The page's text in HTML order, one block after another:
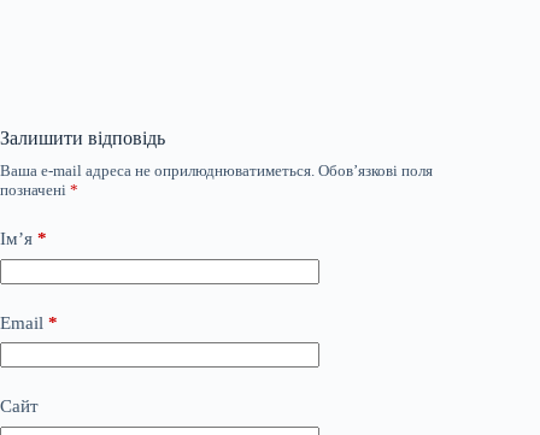
Залишити відповідь
Ваша e-mail адреса не оприлюднюватиметься. Обов’язкові поля
позначені *
Ім’я *
Email *
Сайт